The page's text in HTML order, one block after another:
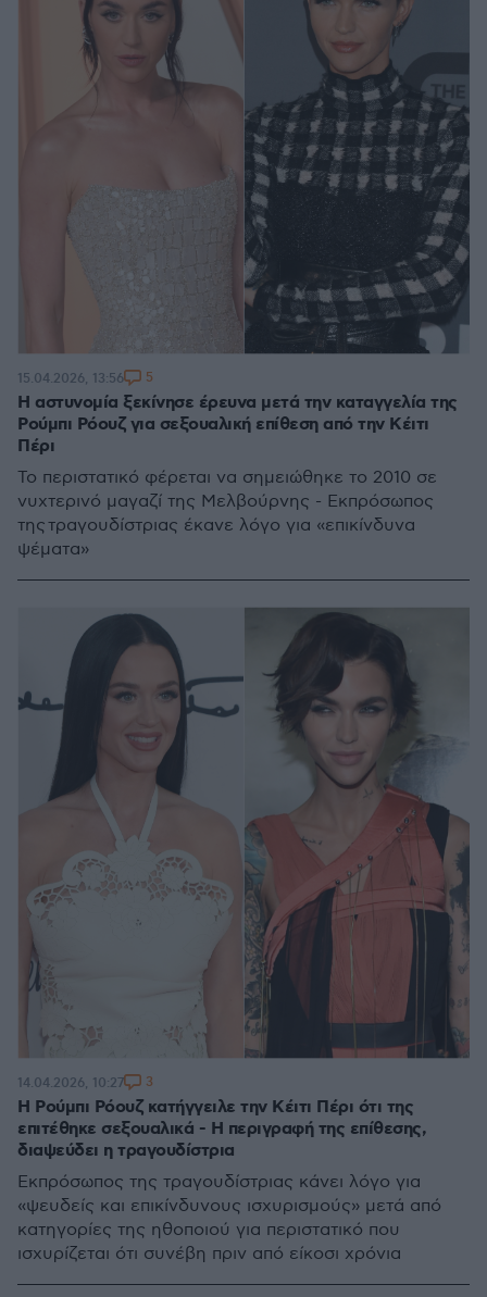
Η αστυνομία ξεκίνησε έρευνα μετά την καταγγελία της
Ρούμπι Ρόουζ για σεξουαλική επίθεση από την Κέιτι
Πέρι
Το περιστατικό φέρεται να σημειώθηκε το 2010 σε
νυχτερινό μαγαζί της Μελβούρνης - Εκπρόσωπος
της τραγουδίστριας έκανε λόγο για «επικίνδυνα
ψέματα»
15.04.2026, 13:56 5
Η Ρούμπι Ρόουζ κατήγγειλε την Κέιτι Πέρι ότι της
επιτέθηκε σεξουαλικά - Η περιγραφή της επίθεσης,
διαψεύδει η τραγουδίστρια
Εκπρόσωπος της τραγουδίστριας κάνει λόγο για
«ψευδείς και επικίνδυνους ισχυρισμούς» μετά από
κατηγορίες της ηθοποιού για περιστατικό που
ισχυρίζεται ότι συνέβη πριν από είκοσι χρόνια
14.04.2026, 10:27 3